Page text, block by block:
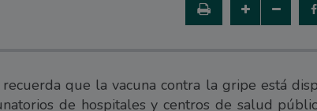
que la vacuna contra la gripe está
de hospitales y centros de salud